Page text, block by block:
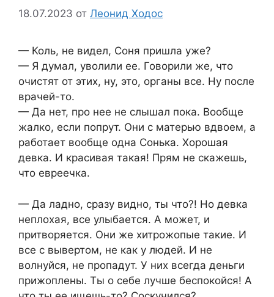
18.07.2023 от Леонид Ходос
— Коль, не видел, Соня пришла уже?
— Я думал, уволили ее. Говорили же, что
очистят от этих, ну, это, органы все. Ну после
врачей-то.
— Да нет, про нее не слышал пока. Вообще
жалко, если попрут. Они с матерью вдвоем, а
работает вообще одна Сонька. Хорошая
девка. И красивая такая! Прям не скажешь,
что евреечка.
— Да ладно, сразу видно, ты что?! Но девка
неплохая, все улыбается. А может, и
притворяется. Они же хитрожопые такие. И
все с вывертом, не как у людей. И не
волнуйся, не пропадут. У них всегда деньги
прижоплены. Ты о себе лучше беспокойся! А